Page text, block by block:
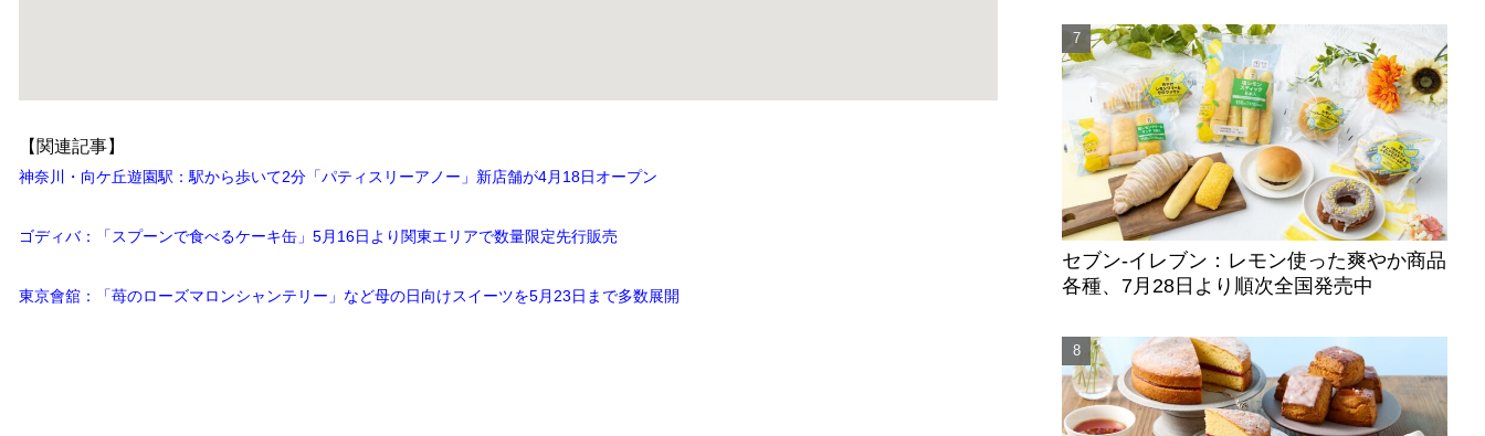
【関連記事】
神奈川・向ケ丘遊園駅：駅から歩いて2分「パティスリーアノー」新店舗が4月18日オープン
ゴディバ：「スプーンで食べるケーキ缶」5月16日より関東エリアで数量限定先行販売
東京會舘：「苺のローズマロンシャンテリー」など母の日向けスイーツを5月23日まで多数展開
セブン‐イレブン：レモン使った爽やか商品
各種、7月28日より順次全国発売中